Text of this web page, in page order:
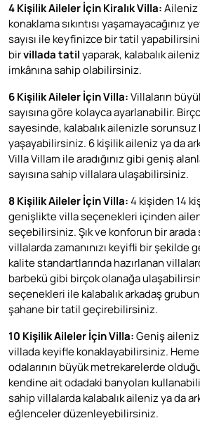
4 Kişilik Aileler İçin Kiralık Villa:Aileniz
konaklama sıkıntısı yaşamayacağınız
sayısı ile keyfinizce bir tatil
birvillada tatilyaparak, kalabalık
imkânına sahip olabilirsiniz.
6 Kişilik Aileler İçin Villa:Villaların
sayısına göre kolayca ayarlanabilir.
sayesinde, kalabalık ailenizle
yaşayabilirsiniz. 6 kişilik aileniz ya da
Villa Villam ile aradığınız gibi geniş
sayısına sahip villalara ulaşabilirsiniz.
8 Kişilik Aileler İçin Villa:4 kişiden 14
genişlikte villa seçenekleri içinden
seçebilirsiniz. Şık ve konforun bir
villalarda zamanınızı keyifli bir şekilde
kalite standartlarında hazırlanan
barbekü gibi birçok olanağa
seçenekleri ile kalabalık arkadaş
şahane bir tatil geçirebilirsiniz.
10 Kişilik Aileler İçin Villa:Geniş aileniz
villada keyifle konaklayabilirsiniz.
odalarının büyük metrekarelerde
kendine ait odadaki banyoları
sahip villalarda kalabalık aileniz ya da
eğlenceler düzenleyebilirsiniz.